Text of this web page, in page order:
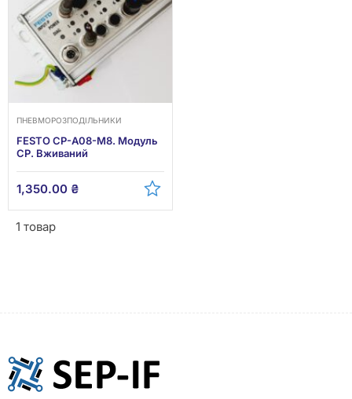
ПНЕВМОРОЗПОДІЛЬНИКИ
FESTO CP-A08-M8. Модуль
CP. Вживаний
1,350.00 ₴
1 товар